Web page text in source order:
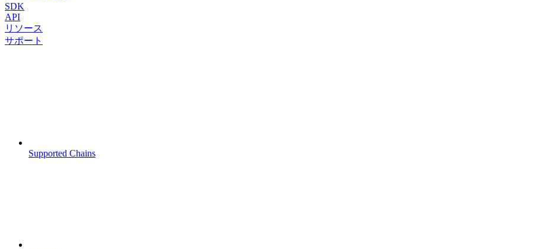
SDK
API
リソース
サポート
Supported Chains